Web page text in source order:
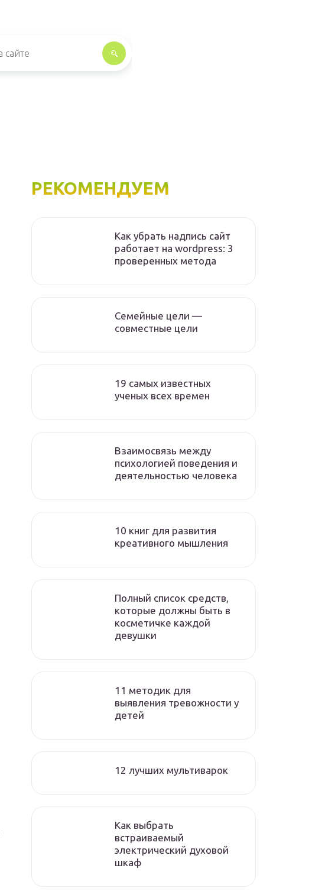
РЕКОМЕНДУЕМ
Как убрать надпись сайт
работает на wordpress: 3
проверенных метода
Семейные цели —
совместные цели
19 самых известных
ученых всех времен
Взаимосвязь между
психологией поведения и
деятельностью человека
10 книг для развития
креативного мышления
Полный список средств,
которые должны быть в
косметичке каждой
девушки
11 методик для
выявления тревожности у
детей
12 лучших мультиварок
Как выбрать
встраиваемый
электрический духовой
шкаф